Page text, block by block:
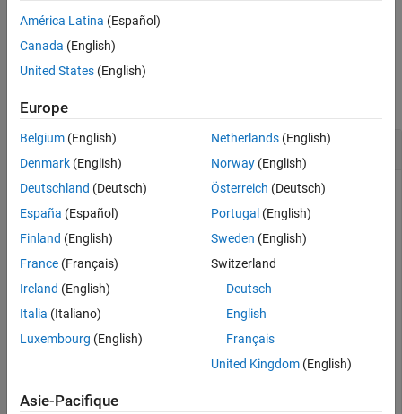
Version History
See Also
example
Examples
Clear Plotter Data from Theater Plot
Create a theater plot and a detection plotter.
tp = theaterPlot( ,[0, 90],'YLim'
detectionPlotter(tp,
,
América Latina (Español)
Canada (English)
United States (English)
Europe
Belgium (English)
Denmark (English)
Deutschland (Deutsch)
España (Español)
Finland (English)
France (Français)
Ireland (English)
Italia (Italiano)
Luxembourg (English)
Netherlands(English)
Norway(English)
Österreich (Deutsch)
Portugal (English)
Sweden (English)
Switzerland
Deutsch
English
Français
United Kingdom(English)
Asie-Pacifique